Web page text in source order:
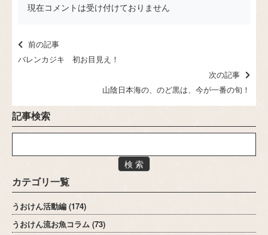
現在コメントは受け付けておりません
前の記事
バレンカジキ 初お目見え！
次の記事
山陰日本海の、のど黒は、今が一番の旬！
記事検索
検 索
カテゴリ一覧
うおけん活動編 (174)
うおけん流お魚コラム (73)